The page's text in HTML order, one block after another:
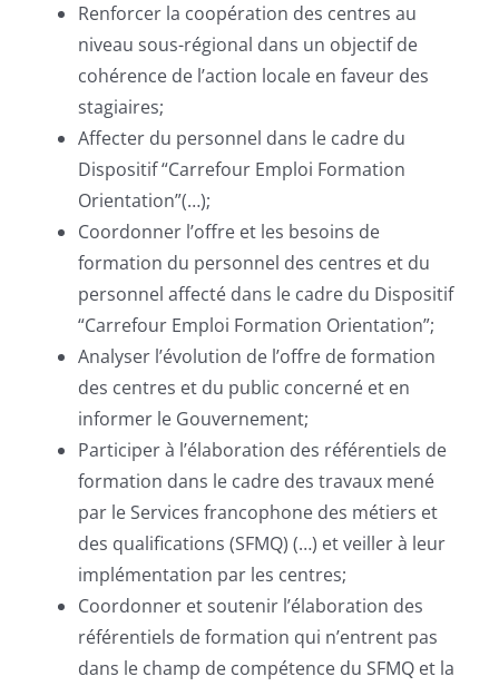
Renforcer la coopération des centres au
niveau sous-régional dans un objectif de
cohérence de l’action locale en faveur des
stagiaires;
Affecter du personnel dans le cadre du
Dispositif “Carrefour Emploi Formation
Orientation”(…);
Coordonner l’offre et les besoins de
formation du personnel des centres et du
personnel affecté dans le cadre du Dispositif
“Carrefour Emploi Formation Orientation”;
Analyser l’évolution de l’offre de formation
des centres et du public concerné et en
informer le Gouvernement;
Participer à l’élaboration des référentiels de
formation dans le cadre des travaux mené
par le Services francophone des métiers et
des qualifications (SFMQ) (…) et veiller à leur
implémentation par les centres;
Coordonner et soutenir l’élaboration des
référentiels de formation qui n’entrent pas
dans le champ de compétence du SFMQ et la